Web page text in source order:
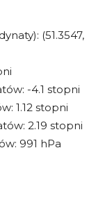
(51.3547,
-4.1 stopni
1.12 stopni
2.19 stopni
991 hPa